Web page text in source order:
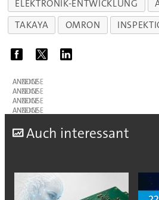
ELEKTRONIK-ENTWICKLUNG
TAKAYA
OMRON
ANZEIGE
ANZEIGE
ANZEIGE
ANZEIGE
Auch interessant